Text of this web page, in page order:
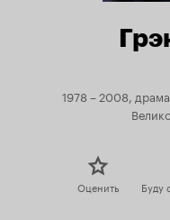
1978 – 2008,
Оценить Буду